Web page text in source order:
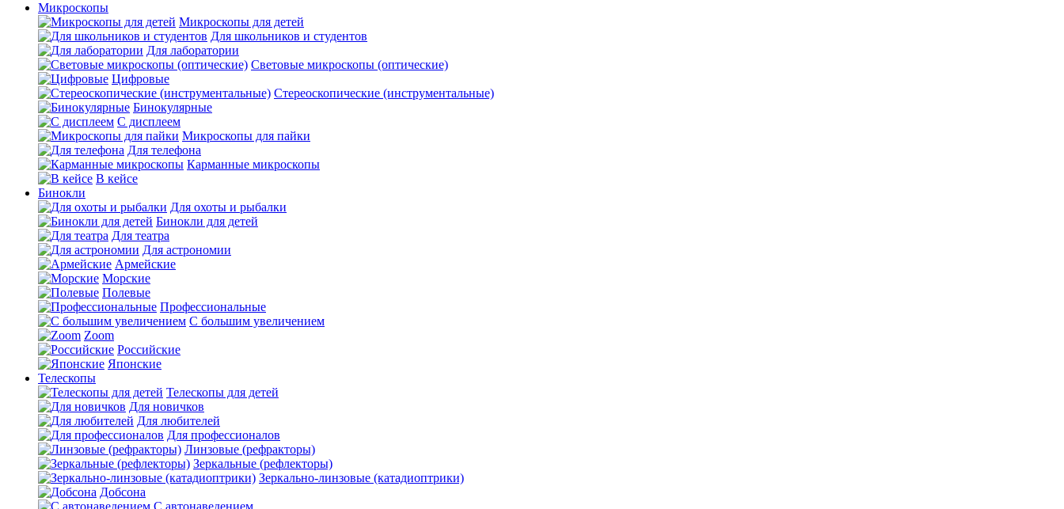
Микроскопы
Микроскопы для детей
Для школьников и студентов
Для лаборатории
Световые микроскопы (оптические)
Цифровые
Стереоскопические (инструментальные)
Бинокулярные
С дисплеем
Микроскопы для пайки
Для телефона
Карманные микроскопы
В кейсе
Бинокли
Для охоты и рыбалки
Бинокли для детей
Для театра
Для астрономии
Армейские
Морские
Полевые
Профессиональные
С большим увеличением
Zoom
Российские
Японские
Телескопы
Телескопы для детей
Для новичков
Для любителей
Для профессионалов
Линзовые (рефракторы)
Зеркальные (рефлекторы)
Зеркально-линзовые (катадиоптрики)
Добсона
С автонаведением